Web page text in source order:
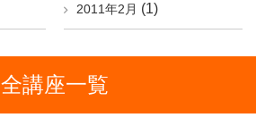
2011年2月 (1)
全講座一覧